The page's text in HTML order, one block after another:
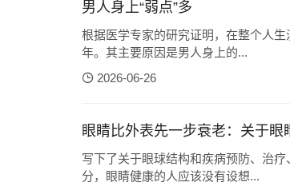
男人身上“弱点”多
根据医学专家的研究证明，在整个人
年。其主要原因是男人身上的...
2026-06-26
眼睛比外表先一步衰老：关于眼
写下了关于眼球结构和疾病预防、治
分，眼睛健康的人应该没有设想...